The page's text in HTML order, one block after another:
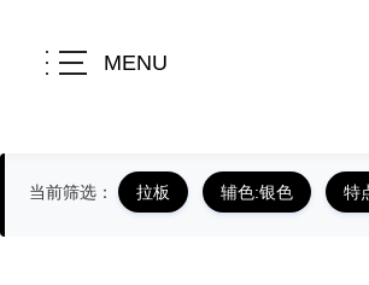
MENU
当前筛选： 拉板 辅色:银色 特